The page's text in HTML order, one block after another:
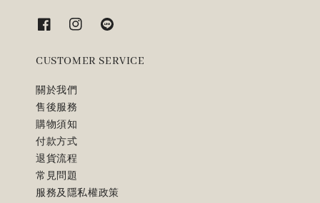
CUSTOMER SERVICE
關於我們
售後服務
購物須知
付款方式
退貨流程
常見問題
服務及隱私權政策